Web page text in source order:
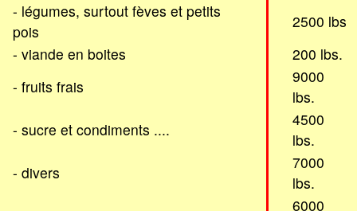
- légumes, surtout fèves et petits
pois
2500 lbs
- viande en boites
200 lbs.
- fruits frais
9000
lbs.
- sucre et condiments ....
4500
lbs.
- divers
7000
lbs.
6000